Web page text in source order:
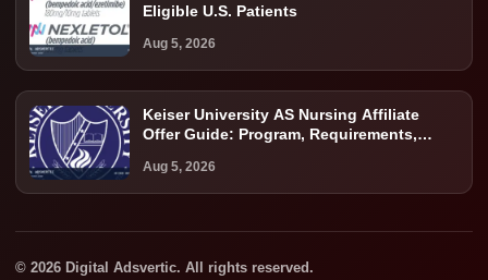
Eligible U.S. Patients
Aug 5, 2026
Keiser University AS Nursing Affiliate
Offer Guide: Program, Requirements,
Aug 5, 2026
© 2026 Digital Adsvertic. All rights reserved.